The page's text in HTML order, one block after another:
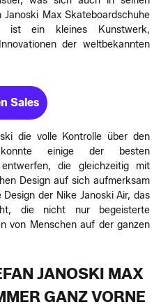
Max Skateboardschuhe
ist ein kleines Kunstwerk,
der weltbekannten
Sales
die volle Kontrolle über den
einige der besten
die gleichzeitig mit
Design auf sich aufmerksam
der Nike Janoski Air, das
die nicht nur begeisterte
von Menschen auf der ganzen
JANOSKI MAX
GANZ VORNE